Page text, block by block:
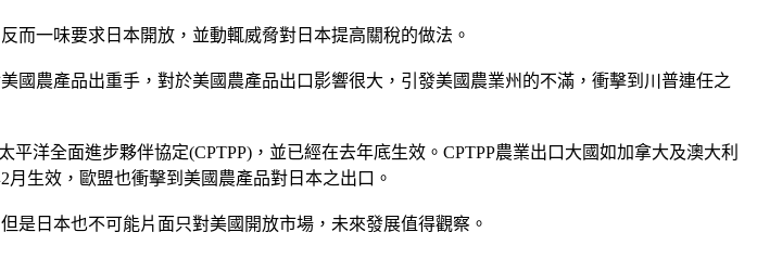
而一味要求日本開放，並動輒威脅對日本提高關稅的做法。
國農產品出重手，對於美國農產品出口影響很大，引發美國農業州的不滿，衝擊到川普連任之
平洋全面進步夥伴協定(CPTPP)，並已經在去年底生效。CPTPP農業出口大國如加拿大及澳大利
生效，歐盟也衝擊到美國農產品對日本之出口。
是日本也不可能片面只對美國開放市場，未來發展值得觀察。